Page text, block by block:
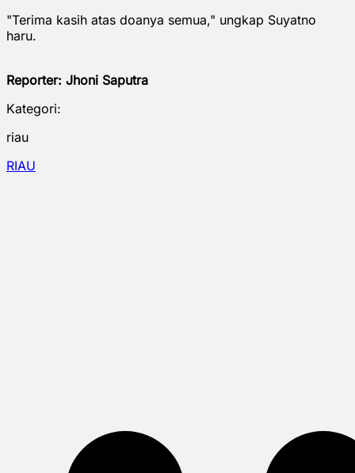
"Terima kasih atas doanya semua," ungkap Suyatno
haru.
Reporter: Jhoni Saputra
Kategori:
riau
RIAU